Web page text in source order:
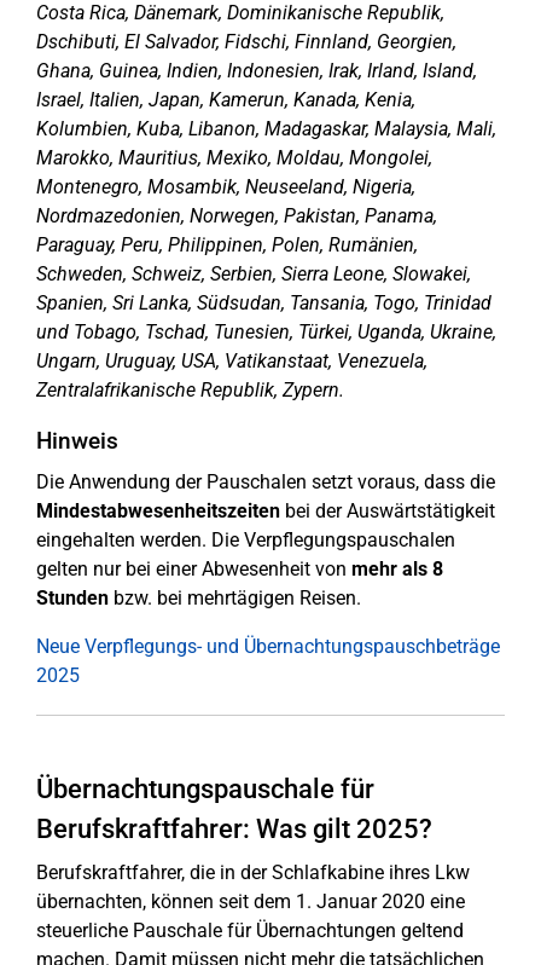
Costa Rica, Dänemark, Dominikanische Republik,
Dschibuti, El Salvador, Fidschi, Finnland, Georgien,
Ghana, Guinea, Indien, Indonesien, Irak, Irland, Island,
Israel, Italien, Japan, Kamerun, Kanada, Kenia,
Kolumbien, Kuba, Libanon, Madagaskar, Malaysia, Mali,
Marokko, Mauritius, Mexiko, Moldau, Mongolei,
Montenegro, Mosambik, Neuseeland, Nigeria,
Nordmazedonien, Norwegen, Pakistan, Panama,
Paraguay, Peru, Philippinen, Polen, Rumänien,
Schweden, Schweiz, Serbien, Sierra Leone, Slowakei,
Spanien, Sri Lanka, Südsudan, Tansania, Togo, Trinidad
und Tobago, Tschad, Tunesien, Türkei, Uganda, Ukraine,
Ungarn, Uruguay, USA, Vatikanstaat, Venezuela,
Zentralafrikanische Republik, Zypern.
Hinweis
Die Anwendung der Pauschalen setzt voraus, dass die
Mindestabwesenheitszeiten bei der Auswärtstätigkeit
eingehalten werden. Die Verpflegungspauschalen
gelten nur bei einer Abwesenheit von mehr als 8
Stunden bzw. bei mehrtägigen Reisen.
Neue Verpflegungs- und Übernachtungspauschbeträge
2025
Übernachtungspauschale für
Berufskraftfahrer: Was gilt 2025?
Berufskraftfahrer, die in der Schlafkabine ihres Lkw
übernachten, können seit dem 1. Januar 2020 eine
steuerliche Pauschale für Übernachtungen geltend
machen. Damit müssen nicht mehr die tatsächlichen